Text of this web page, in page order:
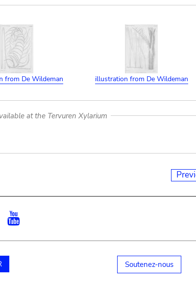
from De Wildeman illustration from De Wildeman
at the Tervuren Xylarium
Instagram
Soutenez-nous